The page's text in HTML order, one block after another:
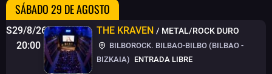
SÁBADO 29 DE AGOSTO
S29/8/26
20:00
THE KRAVEN / METAL/ROCK DURO
BILBOROCK. BILBAO-BILBO (BILBAO -
BIZKAIA) ENTRADA LIBRE